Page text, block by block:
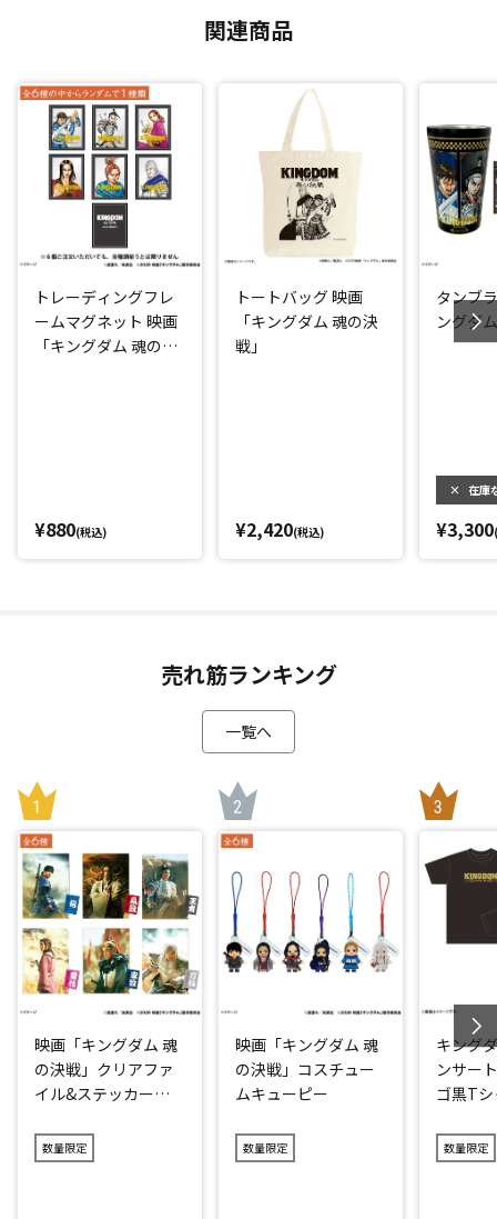
関連商品
トレーディングフレ
ームマグネット 映画
「キングダム 魂の決
¥880(税込)
トートバッグ 映画
「キングダム 魂の決
戦」
¥2,420(税込)
タンブ
ングダ
× 在庫
¥3,300
売れ筋ランキング
一覧へ
映画「キングダム 魂
の決戦」クリアファ
イル&ステッカーセ
数量限定
映画「キングダム 魂
の決戦」コスチュー
ムキューピー
数量限定
キング
ンサー
ゴ黒T
数量限定